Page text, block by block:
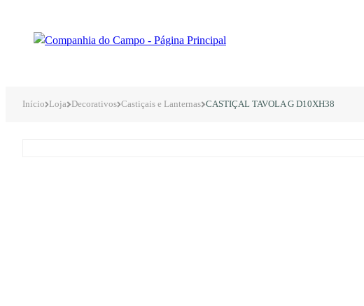
Início Loja Decorativos Castiçais e Lanternas CASTIÇAL TAVOLA G D10XH38